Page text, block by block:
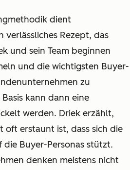
dient
verlässliches Rezept, das
und sein Team beginnen
und die wichtigsten Buyer-
zu
kann dann eine
werden. Driek erzählt,
oft erstaunt ist, dass sich die
die Buyer-Personas stützt.
denken meistens nicht